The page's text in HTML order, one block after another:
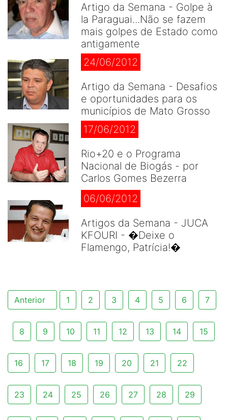
Artigo da Semana - Golpe à
la Paraguai...Não se fazem
mais golpes de Estado como
antigamente
24/06/2012
Artigo da Semana - Desafios
e oportunidades para os
municípios de Mato Grosso
17/06/2012
Rio+20 e o Programa
Nacional de Biogás - por
Carlos Gomes Bezerra
06/06/2012
Artigos da Semana - JUCA
KFOURI - �Deixe o
Flamengo, Patrícia!�
Anterior 1 2 3 4 5 6 7
8 9 10 11 12 13 14 15
16 17 18 19 20 21 22
23 24 25 26 27 28 29